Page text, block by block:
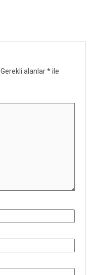
Gerekli alanlar*ile